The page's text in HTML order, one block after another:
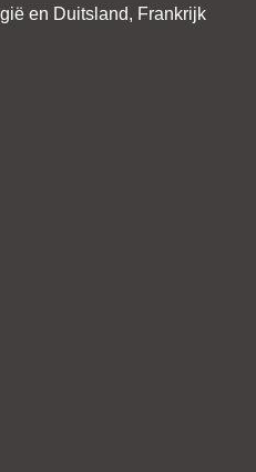
en Duitsland, Frankrijk